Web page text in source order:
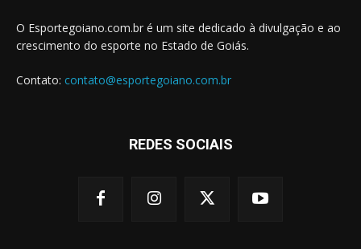
O Esportegoiano.com.br é um site dedicado à divulgação e ao
crescimento do esporte no Estado de Goiás.
Contato: contato@esportegoiano.com.br
REDES SOCIAIS